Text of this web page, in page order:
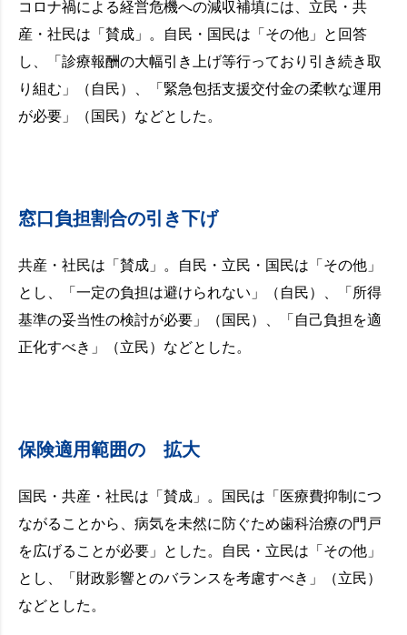
コロナ禍による経営危機への減収補填には、立民・共
産・社民は「賛成」。自民・国民は「その他」と回答
し、「診療報酬の大幅引き上げ等行っており引き続き取
り組む」（自民）、「緊急包括支援交付金の柔軟な運用
が必要」（国民）などとした。
窓口負担割合の引き下げ
共産・社民は「賛成」。自民・立民・国民は「その他」
とし、「一定の負担は避けられない」（自民）、「所得
基準の妥当性の検討が必要」（国民）、「自己負担を適
正化すべき」（立民）などとした。
保険適用範囲の 拡大
国民・共産・社民は「賛成」。国民は「医療費抑制につ
ながることから、病気を未然に防ぐため歯科治療の門戸
を広げることが必要」とした。自民・立民は「その他」
とし、「財政影響とのバランスを考慮すべき」（立民）
などとした。